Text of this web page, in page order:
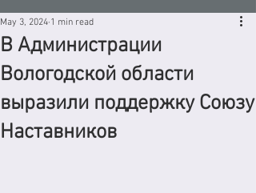
В Администрации
Вологодской области
выразили поддержку Союзу
Наставников
May 3, 2024 1 min read